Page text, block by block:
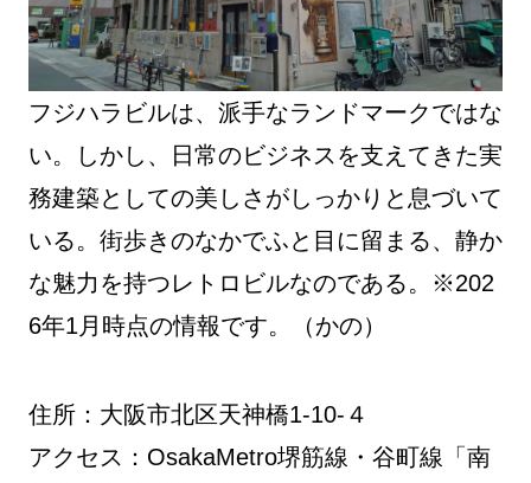
フジハラビルは、派手なランドマークではな
い。しかし、日常のビジネスを支えてきた実
務建築としての美しさがしっかりと息づいて
いる。街歩きのなかでふと目に留まる、静か
な魅力を持つレトロビルなのである。※202
6年1月時点の情報です。（かの）
住所：大阪市北区天神橋1-10-４
アクセス：OsakaMetro堺筋線・谷町線「南